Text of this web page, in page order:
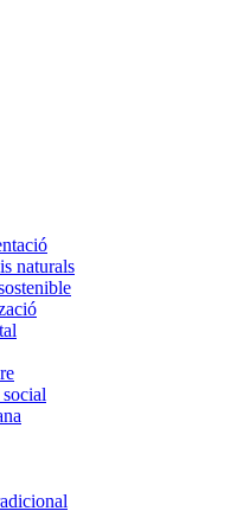
naturals